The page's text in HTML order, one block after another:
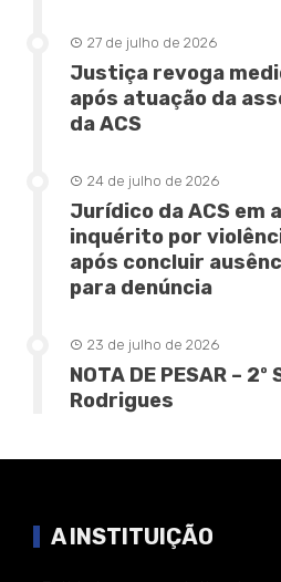
27 de julho de 2026
Justiça revoga
após atuação da
da ACS
24 de julho de 2026
Jurídico da ACS em
inquérito por
após concluir
para denúncia
23 de julho de 2026
NOTA DE PESAR –
Rodrigues
A INSTITUIÇÃO